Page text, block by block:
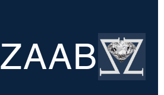
تسویه
حساب
ZAAB